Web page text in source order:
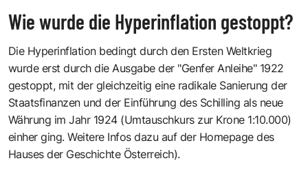
Wie wurde die Hyperinflation gestoppt?
Die Hyperinflation bedingt durch den Ersten Weltkrieg
wurde erst durch die Ausgabe der "Genfer Anleihe" 1922
gestoppt, mit der gleichzeitig eine radikale Sanierung der
Staatsfinanzen und der Einführung des Schilling als neue
Währung im Jahr 1924 (Umtauschkurs zur Krone 1:10.000)
einher ging.Weitere Infos dazu auf der Homepage des
Hauses der Geschichte Österreich).